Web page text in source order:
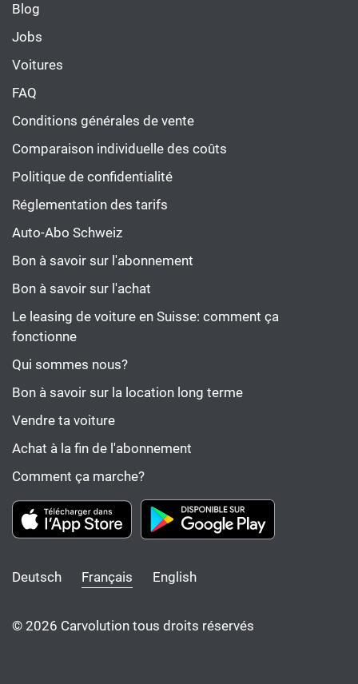
Blog
Jobs
Voitures
FAQ
Conditions générales de vente
Comparaison individuelle des coûts
Politique de confidentialité
Réglementation des tarifs
Auto-Abo Schweiz
Bon à savoir sur l'abonnement
Bon à savoir sur l'achat
Le leasing de voiture en Suisse: comment ça
fonctionne
Qui sommes nous?
Bon à savoir sur la location long terme
Vendre ta voiture
Achat à la fin de l'abonnement
Comment ça marche?
Deutsch Français English
© 2026 Carvolution tous droits réservés